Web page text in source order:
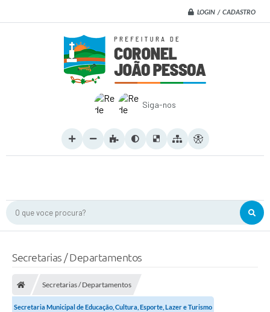
LOGIN / CADASTRO
O que voce procura?
Siga-nos
Secretarias / Departamentos
Secretarias / Departamentos
Secretaria Municipal de Educação, Cultura, Esporte, Lazer e Turismo